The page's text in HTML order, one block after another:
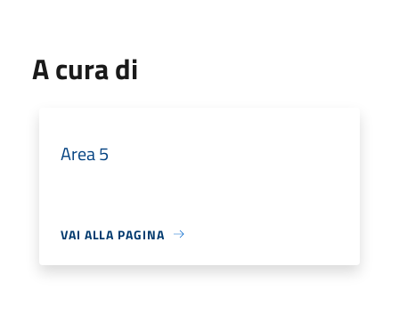
A cura di
Area 5
VAI ALLA PAGINA